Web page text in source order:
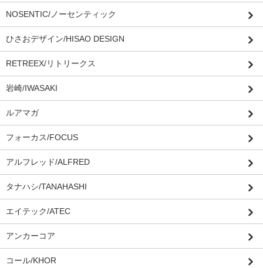
NOSENTIC/ノーセンティック
ひさおデザイン/HISAO DESIGN
RETREEX/リトリークス
岩崎/IWASAKI
ルアマガ
フォーカス/FOCUS
アルフレッド/ALFRED
タナハシ/TANAHASHI
エイテック/ATEC
アンカーコア
コール/KHOR